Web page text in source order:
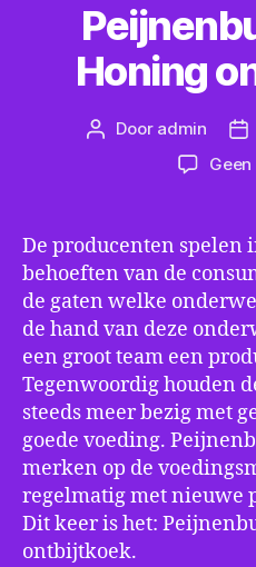
Honing
Berichtauteur
Door admin
De producenten spelen
behoeften van de
de gaten welke
de hand van deze
een groot team een
Tegenwoordig houden
steeds meer bezig met
goede voeding.
merken op de
regelmatig met nieuwe
Dit keer is het:
ontbijtkoek.